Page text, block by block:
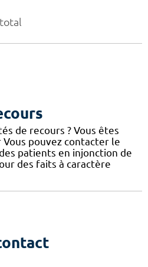
de recours ? Vous êtes
pouvez contacter le
patients en injonction de
des faits à caractère